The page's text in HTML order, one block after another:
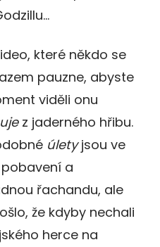
které někdo se
pauzne, abyste
viděli onu
z jaderného hřibu.
úletyjsou ve
a
řachandu, ale
že kdyby nechali
herce na